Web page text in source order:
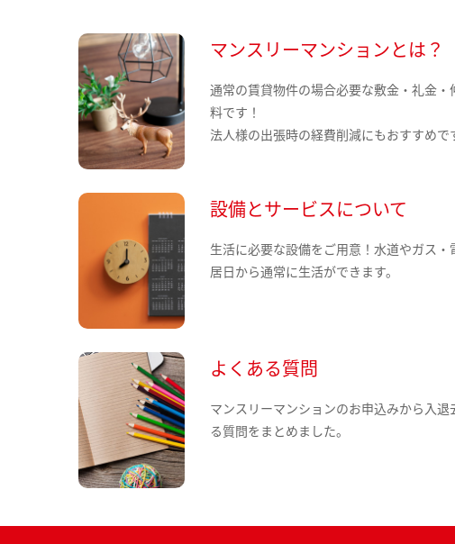
マンスリーマンションとは？
通常の賃貸物件の場合必要な敷金・礼金・
料です！
法人様の出張時の経費削減にもおすすめで
設備とサービスについて
生活に必要な設備をご用意！水道やガス・
居日から通常に生活ができます。
よくある質問
マンスリーマンションのお申込みから入
る質問をまとめました。